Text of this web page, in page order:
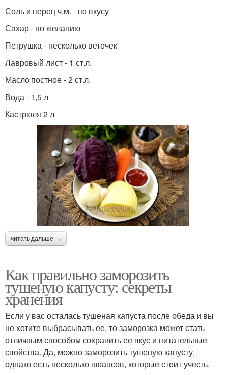
Соль и перец ч.м. - по вкусу
Сахар - по желанию
Петрушка - несколько веточек
Лавровый лист - 1 ст.л.
Масло постное - 2 ст.л.
Вода - 1,5 л
Кастрюля 2 л
читать дальше →
Как правильно заморозить
тушеную капусту: секреты
хранения
Если у вас осталась тушеная капуста после обеда и вы
не хотите выбрасывать ее, то заморозка может стать
отличным способом сохранить ее вкус и питательные
свойства. Да, можно заморозить тушеную капусту,
однако есть несколько нюансов, которые стоит учесть.